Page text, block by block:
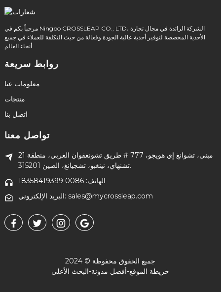
مرحباً بكم في Ningbo CROSSLEAP CO., LTD، الشركة الرائدة في مجال تجارة
الأحذية المخصصة لتوفير أحذية عالية الجودة وفعالة من حيث التكلفة للعملاء في جميع
أنحاء العالم.
روابط سريعة
معلومات عنا
منتجات
اتصل بنا
تواصل معنا
21 مبنى، تشوانغ إي هويجو، 777 # طريق تشونغقوان الغربي، منطقة
تشنهاي، نينغبو، تشجيانغ، الصين 315201.
الهاتف: 0086 18358419399
البريد الإلكتروني: sales@mycrossleap.com
جميع الحقوق محفوظة © 2024
خريطة الموقع-أفضل مدونة-البحث الأعلى